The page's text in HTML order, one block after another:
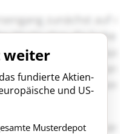
weiter
fundierte Aktien-
und US-
Musterdepot